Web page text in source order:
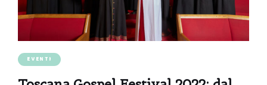
EVENTI